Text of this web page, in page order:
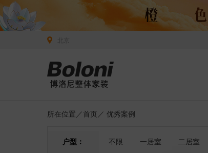
所在位置／首页 ／ 优秀案例
户型： 不限 一居室 二居室